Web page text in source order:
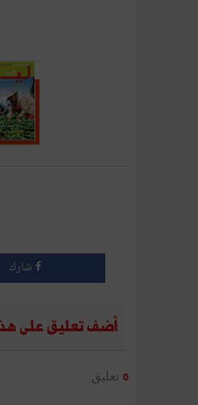
شارك
أضف تعليق على
0 تعليق